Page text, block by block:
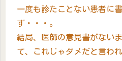
一度も診たことない患者に
ず・・・。
結局、医師の意見書がない
て、これじゃダメだと言わ